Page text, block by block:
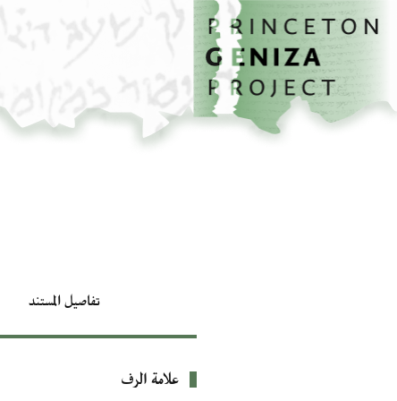
تخطي إلى المحتوى الرئيسي
الصفحة الرئيسية
تفاصيل المستند
بيانات التعريف
علامة الرف